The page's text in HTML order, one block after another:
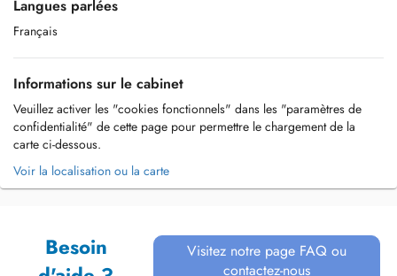
Langues parlées
Français
Informations sur le cabinet
Veuillez activer les "cookies fonctionnels" dans les "paramètres de
confidentialité" de cette page pour permettre le chargement de la
carte ci-dessous.
Voir la localisation ou la carte
Besoin
Visitez notre page FAQ ou
contactez-nous